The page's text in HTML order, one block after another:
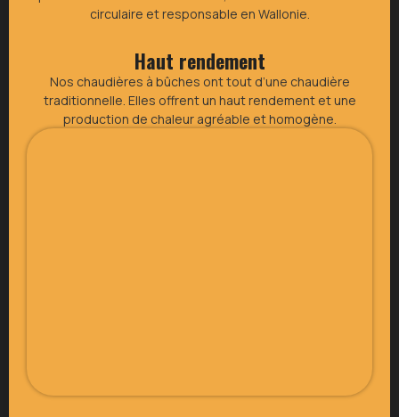
circulaire et responsable en Wallonie.
Haut rendement
Nos chaudières à bûches ont tout d’une chaudière
traditionnelle. Elles offrent un haut rendement et une
production de chaleur agréable et homogène.